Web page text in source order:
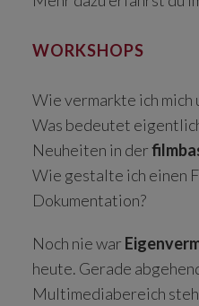
WORKSHOPS
Wie vermarkte ich mich
Was bedeutet
Neuheiten in der
Wie gestalte ich einen
Dokumentation?
Noch nie war
heute. Gerade
Multimediabereich